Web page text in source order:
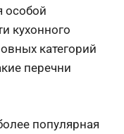
особой
кухонного
категорий
перечни
популярная